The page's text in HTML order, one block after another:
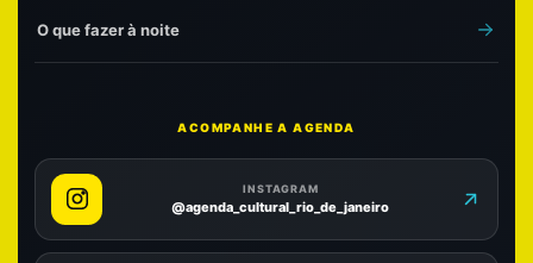
O que fazer à noite
ACOMPANHE A AGENDA
INSTAGRAM
@agenda_cultural_rio_de_janeiro